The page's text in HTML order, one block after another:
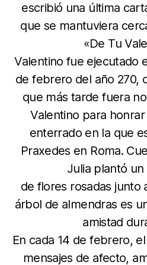
escribió una última
que se mantuviera
«De Tu
Valentino fue ejecutado
de febrero del año 270,
que más tarde fuera
Valentino para
enterrado en la que
Praxedes en Roma.
Julia plantó
de flores rosadas junto
árbol de almendras es
amistad
En cada 14 de febrero,
mensajes de afecto,